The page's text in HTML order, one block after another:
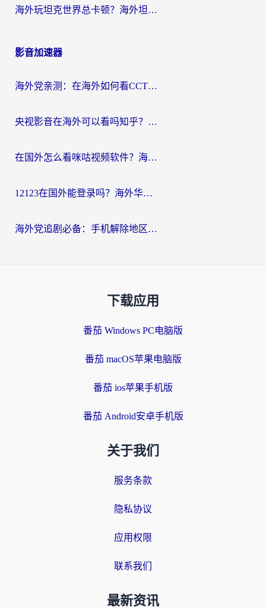
海外玩坦克世界总卡顿？海外坦克世界加速器有哪些？实测好用的选择在这里
影音加速器
海外党亲测：在海外如何看CCTV？告别“仅限大陆播放”的实用指南
央视影音在海外可以看吗知乎？留学生亲测：3步解决地域限制+追剧自由
在国外怎么看咪咕视频软件？海外党亲测有效的回国加速方案
12123在国外能登录吗？海外华人必看的回国加速实用指南
海外党追剧必备：手机解除地区限制app怎么选？解决央视视频&国内剧地区限制全指南
下载应用
番茄 Windows PC电脑版
番茄 macOS苹果电脑版
番茄 ios苹果手机版
番茄 Android安卓手机版
关于我们
服务条款
隐私协议
应用权限
联系我们
最新资讯